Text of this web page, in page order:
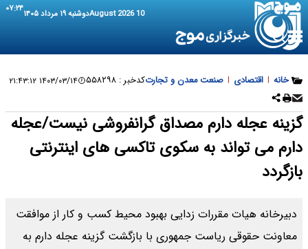
10 August 2026 دوشنبه ۱۹ مرداد ۱۴۰۵ ۰۷:۲۴
خانه | اقتصادی | صنعت معدن و تجارتکدخبر : ۵۵۸۲۹۸ ۱۴۰۳/۰۳/۱۴ ۲۱:۴۳:۱۲
گزینه عجله دارم مصداق گرانفروشی نیست/عجله
دارم می تواند به سکوی تاکسی های اینترنتی
بازگردد
دبیرخانه هیات مقررات زدایی بهبود محیط کسب و کار از موافقت
معاونت حقوقی ریاست جمهوری با بازگشت گزینه عجله دارم به